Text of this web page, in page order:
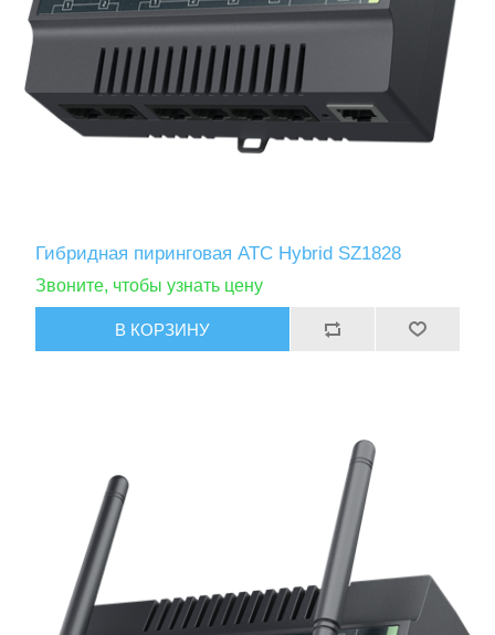
Гибридная пиринговая АТС Hybrid SZ1828
Звоните, чтобы узнать цену